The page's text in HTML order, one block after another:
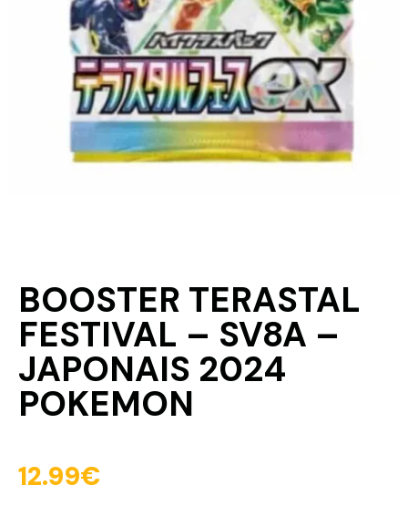
BOOSTER TERASTAL
FESTIVAL – SV8A –
JAPONAIS 2024
POKEMON
12.99€